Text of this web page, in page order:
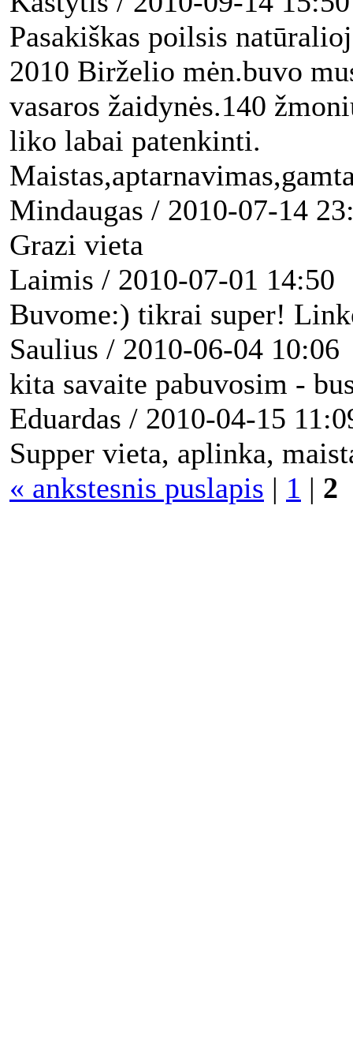
Pasakiškas poilsis
2010 Birželio mėn.buvo
vasaros žaidynės.140
liko labai patenkinti.
Mindaugas / 2010-07-14
Grazi vieta
Laimis / 2010-07-01 14:50
Buvome:) tikrai super!
Saulius / 2010-06-04 10:06
kita savaite pabuvosim -
Eduardas / 2010-04-15
Supper vieta, aplinka,
« ankstesnis puslapis | 1 | 2